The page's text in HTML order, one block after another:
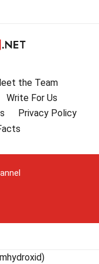
the Team
Write For Us
Privacy Policy